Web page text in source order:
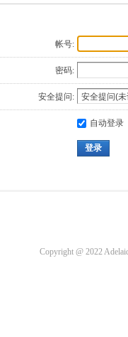
帐号:
密码:
安全提问:
自动登录
登录
Copyright @ 2022